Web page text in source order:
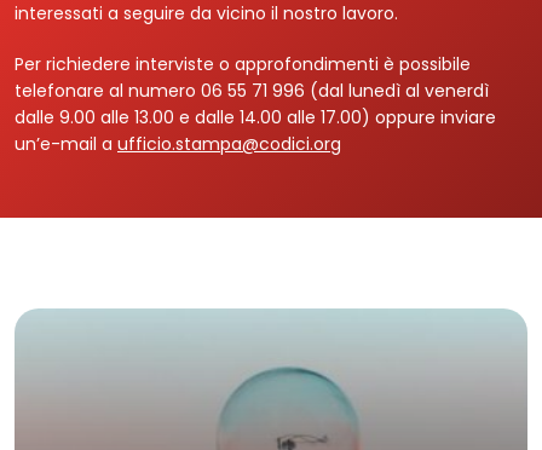
Login
interessati a seguire da vicino il nostro lavoro.
Per richiedere interviste o approfondimenti è possibile
telefonare al numero 06 55 71 996 (dal lunedì al venerdì
dalle 9.00 alle 13.00 e dalle 14.00 alle 17.00) oppure inviare
un’e-mail a ufficio.stampa@codici.org